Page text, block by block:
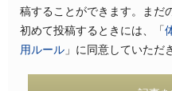
稿することができます。まだ
初めて投稿するときには、「
用ルール 」に同意していただ